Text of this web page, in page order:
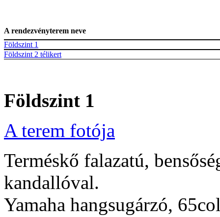
A rendezvényterem neve
Földszint 1
Földszint 2 télikert
Földszint 1
A terem fotója
Terméskő falazatú,
kandallóval.
Yamaha hangsugárzó,